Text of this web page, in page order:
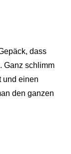
dass
Ganz schlimm
und einen
den ganzen